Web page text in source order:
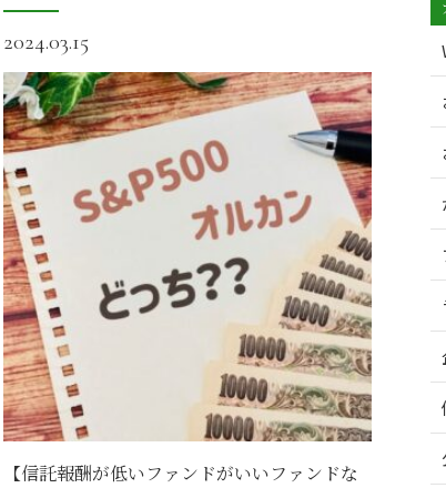
2024.03.15
【信託報酬が低いファンドがいいファンドな